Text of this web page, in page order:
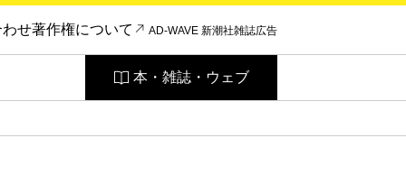
わせ著作権について AD-WAVE 新潮社雑誌広告
本・雑誌・ウェブ